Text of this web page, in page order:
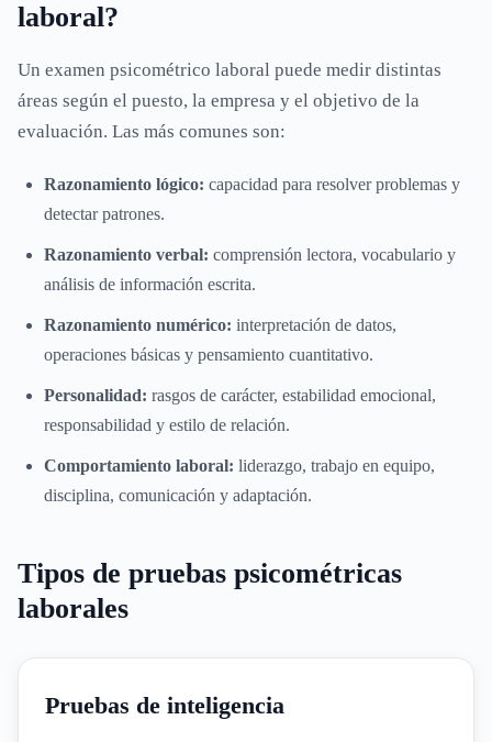
laboral?
Un examen psicométrico laboral puede medir distintas
áreas según el puesto, la empresa y el objetivo de la
evaluación. Las más comunes son:
Razonamiento lógico: capacidad para resolver problemas y
detectar patrones.
Razonamiento verbal: comprensión lectora, vocabulario y
análisis de información escrita.
Razonamiento numérico: interpretación de datos,
operaciones básicas y pensamiento cuantitativo.
Personalidad: rasgos de carácter, estabilidad emocional,
responsabilidad y estilo de relación.
Comportamiento laboral: liderazgo, trabajo en equipo,
disciplina, comunicación y adaptación.
Tipos de pruebas psicométricas
laborales
Pruebas de inteligencia